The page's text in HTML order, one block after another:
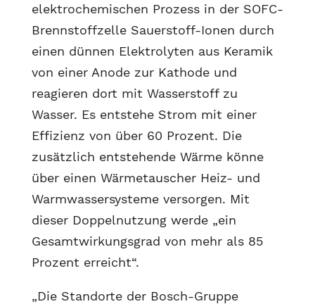
elektrochemischen Prozess in der SOFC-
Brennstoffzelle Sauerstoff-Ionen durch
einen dünnen Elektrolyten aus Keramik
von einer Anode zur Kathode und
reagieren dort mit Wasserstoff zu
Wasser. Es entstehe Strom mit einer
Effizienz von über 60 Prozent. Die
zusätzlich entstehende Wärme könne
über einen Wärmetauscher Heiz- und
Warmwassersysteme versorgen. Mit
dieser Doppelnutzung werde „ein
Gesamtwirkungsgrad von mehr als 85
Prozent erreicht“.
„Die Standorte der Bosch-Gruppe